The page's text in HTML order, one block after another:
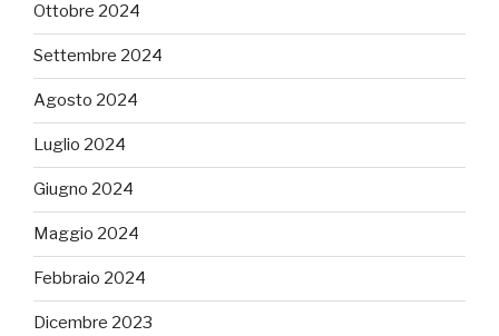
Ottobre 2024
Settembre 2024
Agosto 2024
Luglio 2024
Giugno 2024
Maggio 2024
Febbraio 2024
Dicembre 2023